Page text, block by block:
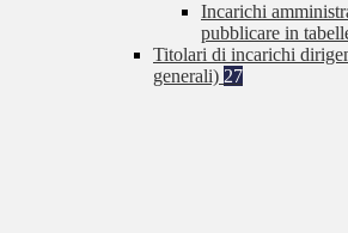
Incarichi
pubblicare in
Titolari di incarichi
generali) 27